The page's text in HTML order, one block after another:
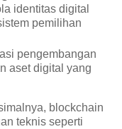
identitas digital
pemilihan
pengembangan
aset digital yang
blockchain
teknis seperti